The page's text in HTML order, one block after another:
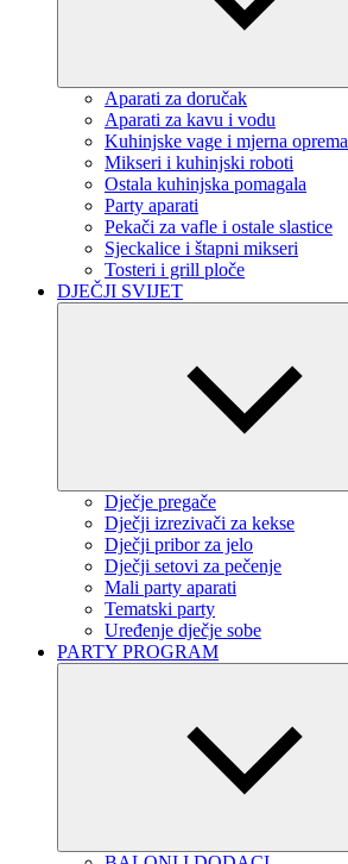
Aparati za doručak
Aparati za kavu i vodu
Kuhinjske vage i mjerna oprema
Mikseri i kuhinjski roboti
Ostala kuhinjska pomagala
Party aparati
Pekači za vafle i ostale slastice
Sjeckalice i štapni mikseri
Tosteri i grill ploče
DJEČJI SVIJET
Dječje pregače
Dječji izrezivači za kekse
Dječji pribor za jelo
Dječji setovi za pečenje
Mali party aparati
Tematski party
Uređenje dječje sobe
PARTY PROGRAM